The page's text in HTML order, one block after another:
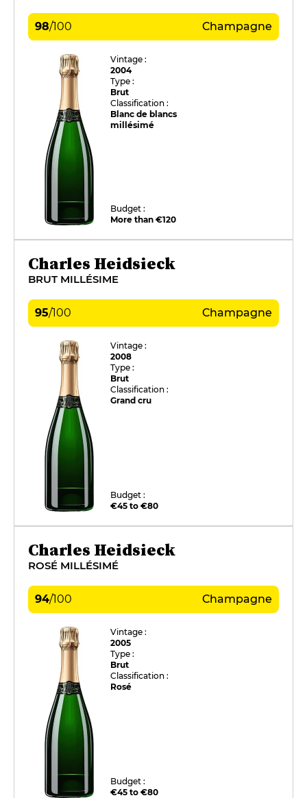
98/100 Champagne
Vintage :
2004
Type :
Brut
Classification :
Blanc de blancs
millésimé
Budget :
More than €120
Charles Heidsieck
BRUT MILLÉSIME
95/100 Champagne
Vintage :
2008
Type :
Brut
Classification :
Grand cru
Budget :
€45 to €80
Charles Heidsieck
ROSÉ MILLÉSIMÉ
94/100 Champagne
Vintage :
2005
Type :
Brut
Classification :
Rosé
Budget :
€45 to €80